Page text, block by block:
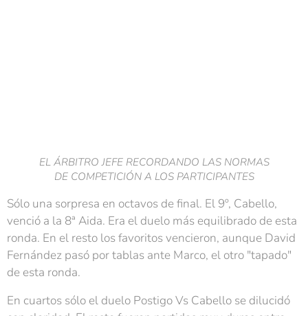
EL ÁRBITRO JEFE RECORDANDO LAS NORMAS
DE COMPETICIÓN A LOS PARTICIPANTES
Sólo una sorpresa en octavos de final. El 9º, Cabello,
venció a la 8ª Aida. Era el duelo más equilibrado de esta
ronda. En el resto los favoritos vencieron, aunque David
Fernández pasó por tablas ante Marco, el otro "tapado"
de esta ronda.
En cuartos sólo el duelo Postigo Vs Cabello se dilucidó